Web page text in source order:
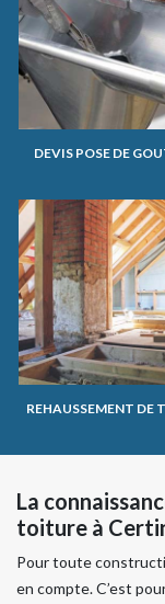
DEVIS POSE DE
REHAUSSEMENT DE
La
toiture à
Pour toute
en compte. C’est